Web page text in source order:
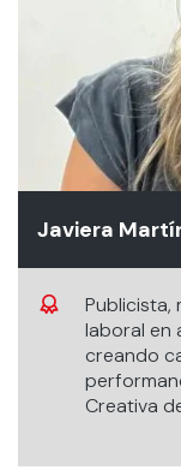
Javiera
Publicista,
laboral en
creando
Creativa